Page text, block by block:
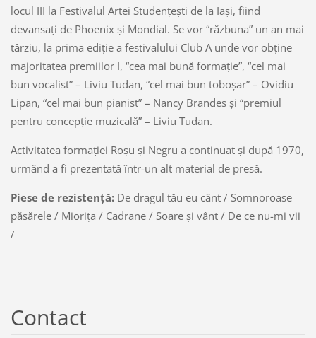
locul III la Festivalul Artei Studenţeşti de la Iaşi, fiind
devansaţi de Phoenix şi Mondial. Se vor “răzbuna” un an mai
târziu, la prima ediţie a festivalului Club A unde vor obţine
majoritatea premiilor I, “cea mai bună formaţie”, “cel mai
bun vocalist” – Liviu Tudan, “cel mai bun toboşar” – Ovidiu
Lipan, “cel mai bun pianist” – Nancy Brandes şi “premiul
pentru concepţie muzicală” – Liviu Tudan.
Activitatea formaţiei Roşu şi Negru a continuat şi după 1970,
urmând a fi prezentată într-un alt material de presă.
Piese de rezistenţă:De dragul tău eu cânt / Somnoroase
păsărele / Mioriţa / Cadrane / Soare şi vânt / De ce nu-mi vii
/
Contact